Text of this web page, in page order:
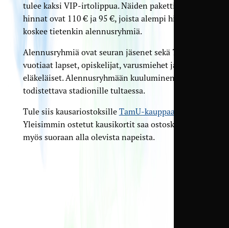
tulee kaksi VIP-irtolippua. Näiden pakettien
hinnat ovat 110 € ja 95 €, joista alempi hinta
koskee tietenkin alennusryhmiä.
Alennusryhmiä ovat seuran jäsenet sekä 7–16-
vuotiaat lapset, opiskelijat, varusmiehet ja
eläkeläiset. Alennusryhmään kuuluminen on
todistettava stadionille tultaessa.
Tule siis kausariostoksille TamU-kauppaan
Yleisimmin ostetut kausikortit saa ostoskoriin
myös suoraan alla olevista napeista.